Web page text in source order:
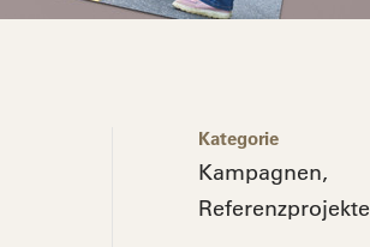
Kategorie
Kampagnen,
Referenzprojekte